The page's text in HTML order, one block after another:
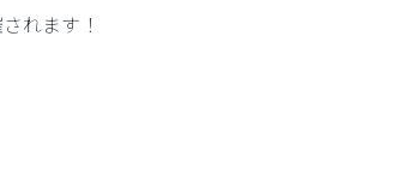
れます！